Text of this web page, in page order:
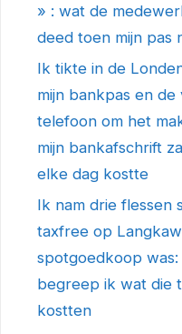
» : wat de
deed toen mijn pas
Ik tikte in de
mijn bankpas en
telefoon om het
mijn bankafschrift
elke dag kostte
Ik nam drie flessen
taxfree op
spotgoedkoop
begreep ik wat die
kostten